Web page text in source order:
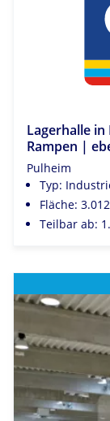
Lagerhalle
Rampen |
Pulheim
Typ:
Fläche:
Teilbar ab: